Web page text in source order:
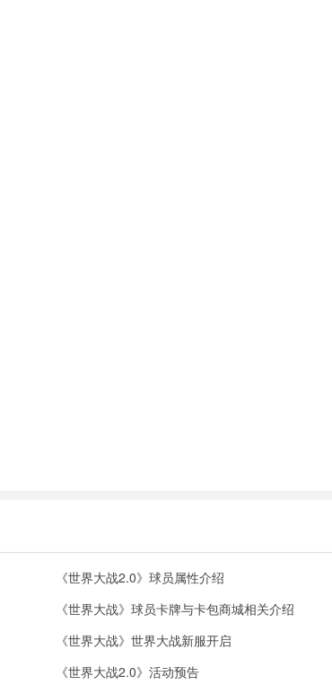
《世界大战2.0》球员属性介绍
《世界大战》球员卡牌与卡包商城相关介绍
《世界大战》世界大战新服开启
《世界大战2.0》活动预告